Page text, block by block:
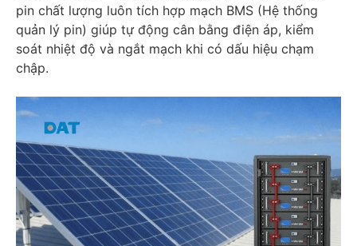
pin chất lượng luôn tích hợp mạch BMS (Hệ thống
quản lý pin) giúp tự động cân bằng điện áp, kiểm
soát nhiệt độ và ngắt mạch khi có dấu hiệu chạm
chập.